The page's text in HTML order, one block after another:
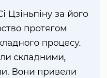
Цзіньпіну за його
протягом
процесу.
складними,
Вони привели